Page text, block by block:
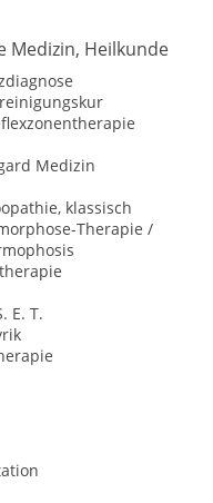
Heilkunde
Medizin
klassisch
Therapie /
E. T.